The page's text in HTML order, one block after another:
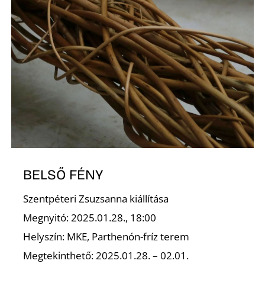
BELSŐ FÉNY
Szentpéteri Zsuzsanna kiállítása
Megnyitó: 2025.01.28., 18:00
Helyszín: MKE, Parthenón-fríz terem
Megtekinthető: 2025.01.28. – 02.01.